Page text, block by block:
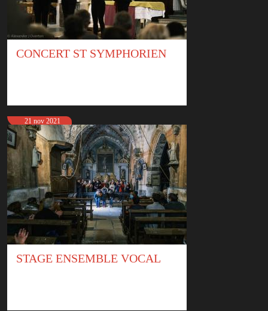
CONCERT ST SYMPHORIEN
21 nov 2021
STAGE ENSEMBLE VOCAL